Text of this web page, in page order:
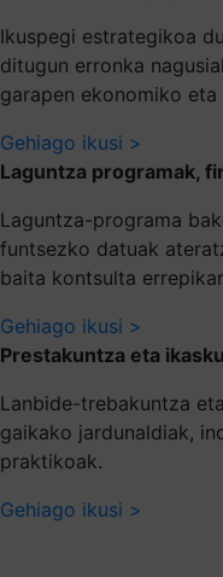
Ikuspegi estrategikoa
ditugun erronka
garapen ekonomiko
Gehiago ikusi >
Laguntza programak,
Laguntza-programa
funtsezko datuak
baita kontsulta
Gehiago ikusi >
Prestakuntza eta
Lanbide-trebakuntza
gaikako jardunaldiak,
praktikoak.
Gehiago ikusi >